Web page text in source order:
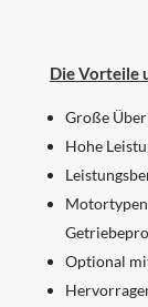
Die Vorteile
Große
Hohe
Optional